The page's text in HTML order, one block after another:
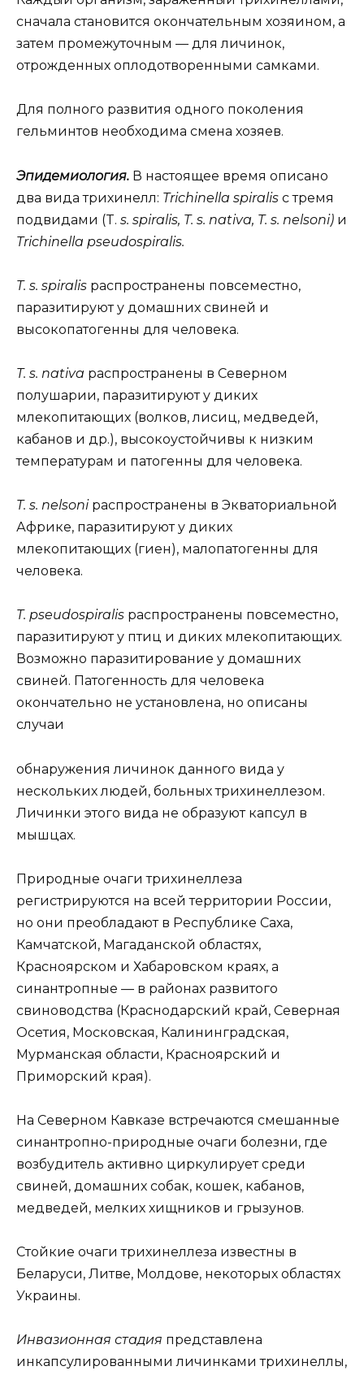
сначала становится окончательным хозяином, а
затем промежуточным — для личинок,
отрожденных оплодотворенными самками.
Для полного развития одного поколения
гельминтов необходима смена хозяев.
Эпидемиология. В настоящее время описано
два вида трихинелл: Trichinella spiralis с тремя
подвидами (T. s. spiralis, T. s. nativa, T. s. nelsoni) и
Trichinella pseudospiralis.
T. s. spiralis распространены повсеместно,
паразитируют у домашних свиней и
высокопатогенны для человека.
T. s. nativa распространены в Северном
полушарии, паразитируют у диких
млекопитающих (волков, лисиц, медведей,
кабанов и др.), высокоустойчивы к низким
температурам и патогенны для человека.
T. s. nelsoni распространены в Экваториальной
Африке, паразитируют у диких
млекопитающих (гиен), малопатогенны для
человека.
T. pseudospiralis распространены повсеместно,
паразитируют у птиц и диких млекопитающих.
Возможно паразитирование у домашних
свиней. Патогенность для человека
окончательно не установлена, но описаны
случаи
обнаружения личинок данного вида у
нескольких людей, больных трихинеллезом.
Личинки этого вида не образуют капсул в
мышцах.
Природные очаги трихинеллеза
регистрируются на всей территории России,
но они преобладают в Республике Саха,
Камчатской, Магаданской областях,
Красноярском и Хабаровском краях, а
синантропные — в районах развитого
свиноводства (Краснодарский край, Северная
Осетия, Московская, Калининградская,
Мурманская области, Красноярский и
Приморский края).
На Северном Кавказе встречаются смешанные
синантропно-природные очаги болезни, где
возбудитель активно циркулирует среди
свиней, домашних собак, кошек, кабанов,
медведей, мелких хищников и грызунов.
Стойкие очаги трихинеллеза известны в
Беларуси, Литве, Молдове, некоторых областях
Украины.
Инвазионная стадия представлена
инкапсулированными личинками трихинеллы,